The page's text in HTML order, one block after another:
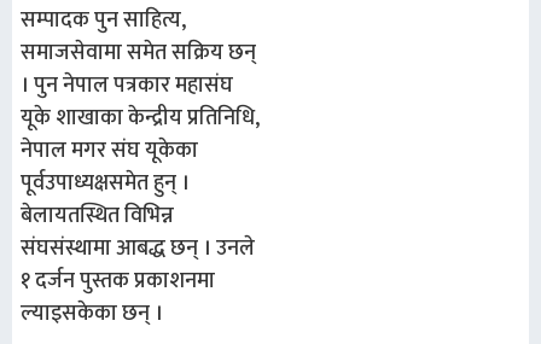
सम्पादक पुन साहित्य,
समाजसेवामा समेत सक्रिय छन्
। पुन नेपाल पत्रकार महासंघ
यूके शाखाका केन्द्रीय प्रतिनिधि,
नेपाल मगर संघ यूकेका
पूर्वउपाध्यक्षसमेत हुन् ।
बेलायतस्थित विभिन्न
संघसंस्थामा आबद्ध छन् । उनले
१ दर्जन पुस्तक प्रकाशनमा
ल्याइसकेका छन् ।